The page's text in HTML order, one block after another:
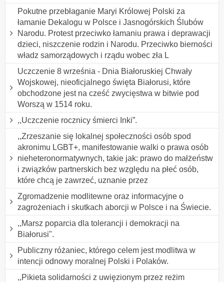
Pokutne przebłaganie Maryi Królowej Polski za
łamanie Dekalogu w Polsce i Jasnogórskich Ślubów
Narodu. Protest przeciwko łamaniu prawa i deprawacji
dzieci, niszczenie rodzin i Narodu. Przeciwko bierności
władz samorządowych i rządu wobec zła L
Uczczenie 8 września - Dnia Białoruskiej Chwały
Wojskowej, nieoficjalnego święta Białorusi, które
obchodzone jest na cześć zwycięstwa w bitwie pod
Worszą w 1514 roku.
,,Uczczenie rocznicy śmierci Inki”.
,,Zrzeszanie się lokalnej społeczności osób spod
akronimu LGBT+, manifestowanie walki o prawa osób
nieheteronormatywnych, takie jak: prawo do małżeństw
i związków partnerskich bez względu na płeć osób,
które chcą je zawrzeć, uznanie przez
Zgromadzenie modlitewne oraz informacyjne o
zagrożeniach i skutkach aborcji w Polsce i na Świecie.
,,Marsz poparcia dla tolerancji i demokracji na
Białorusi".
Publiczny różaniec, którego celem jest modlitwa w
intencji odnowy moralnej Polski i Polaków.
,,Pikieta solidarności z uwięzionym przez reżim